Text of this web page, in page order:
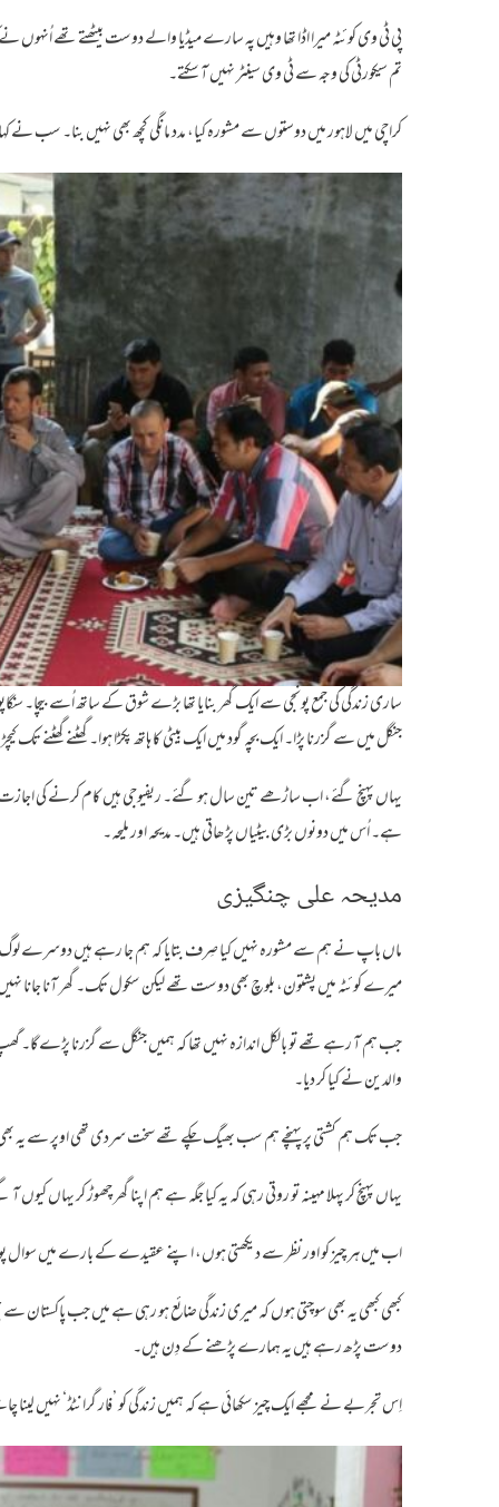
پی ٹی وی کوئٹہ میرا اڈا تھا وہیں پہ سارے میڈیا والے دوست بیٹھتے تھے اُنہوں
تم سیکورٹی کی وجہ سے ٹی وی سینٹر نہیں آ سکتے۔
کراچی میں لاہور میں دوستوں سے مشورہ کیا، مدد مانگی کچھ بھی نہیں بنا۔ سب نے
ساری زندگی کی جمع پونجی سے ایک گھر بنایا تھا بڑے شوق کے ساتھ اُسے بیچا۔
جنگل میں سے گزرنا پڑا۔ ایک بچہ گود میں ایک بیٹی کا ہاتھ پکڑا ہوا۔ گھٹنے گھٹنے
یہاں پہنچ گئے، اب ساڑھے تین سال ہو گئے۔ ریفیوجی ہیں کام کرنے کی
ہے۔ اُس میں دونوں بڑی بیٹیاں پڑھاتی ہیں۔ مدیحہ اور ملیحہ۔
مدیحہ علی چنگیزی
ماں باپ نے ہم سے مشورہ نہیں کیا صِرف بتایا کہ ہم جا رہے ہیں دوسرے لوگ بھی
میرے کوئٹہ میں پشتون، بلوچ بھی دوست تھے لیکن سکول تک۔ گھر آنا جانا
جب ہم آ رہے تھے تو بالکل اندازہ نہیں تھا کہ ہمیں جنگل سے گزرنا پڑے گا۔
والدین نے کیا کر دیا۔
جب تک ہم کشتی پر پہنچے ہم سب بھیگ چکے تھے سخت سردی تھی اوپر سے یہ بھی
یہاں پہنچ کر پہلا مہینہ تو روتی رہی کہ یہ کیا جگہ ہے ہم اپنا گھر چھوڑ کر یہاں
اب میں ہر چیز کو اور نظر سے دیکھتی ہوں، اپنے عقیدے کے بارے میں سوال
کبھی کبھی یہ بھی سوچتی ہوں کہ میری زندگی ضائع ہو رہی ہے میں جب
دوست پڑھ رہے ہیں یہ ہمارے پڑھنے کے دِن ہیں۔
اِس تجربے نے مجھے ایک چیز سکھائی ہے کہ ہمیں زندگی کو ’فار گرانٹڈ‘ نہیں